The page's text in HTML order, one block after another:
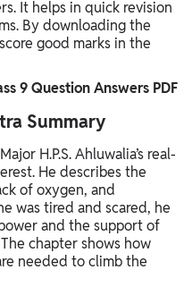
It helps in quick revision
By downloading the
good marks in the
9 Question Answers​ PDF
Summary
H.P.S. Ahluwalia’s real-
He describes the
of oxygen, and
was tired and scared, he
and the support of
chapter shows how
needed to climb the